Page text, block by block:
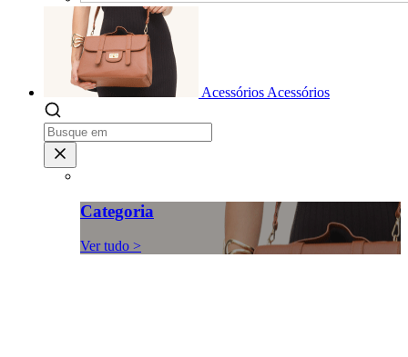
Acessórios Acessórios
Categoria
Ver tudo >